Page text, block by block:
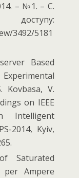
– №1. – С.
3492/5181
Based
Kovbasa, V.
on IEEE
Intelligent
2014, Kyiv,
Saturated
Ampere